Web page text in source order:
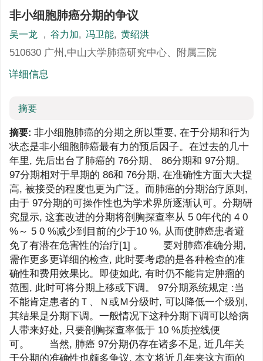
非小细胞肺癌分期的争议
吴一龙 , 谷力加, 冯卫能, 黄绍洪
510630 广州,中山大学肺癌研究中心、附属三院
详细信息
摘要
摘要: 非小细胞肺癌的分期之所以重要, 在于分期和行为
状态是非小细胞肺癌最有力的预后因子。在过去的几十
年里, 先后出台了肺癌的 76分期、 86分期和 97分期。
97分期相对于早期的 86和 76分期, 在准确性方面大大提
高, 被接受的程度也更为广泛。而肺癌的分期治疗原则,
由于 97分期的可操作性也为学术界所逐渐认可。分期研
究显示, 这套改进的分期将剖胸探查率从 5 0年代的 4 0
%～ 5 0 %减少到目前的少于10 %, 从而使肺癌患者避
免了有潜在危害性的治疗[1] 。 要对肺癌准确分期,
需作更多更详细的检查, 此时要考虑的是各种检查的准
确性和费用效果比。即使如此, 有时仍不能肯定肿瘤的
范围, 此时可将分期上移或下调。 97分期系统规定 :当
不能肯定患者的Ｔ、Ｎ或Ｍ分级时, 可以降低一个级别,
其结果是分期下调。一般情况下这种分期下调可以给病
人带来好处, 只要剖胸探查率低于 10 %质控线便
可。 当然, 肺癌 97分期仍存在诸多不足, 近几年关
于分期的准确性也颇多争议, 本文将近几年来这方面的